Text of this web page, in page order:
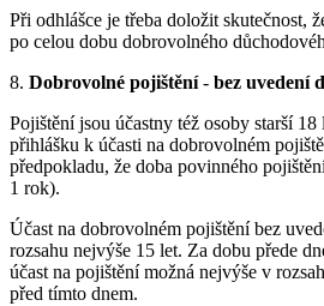
Při odhlášce je třeba doložit skutečnost,
po celou dobu dobrovolného
8. Dobrovolné pojištění- bez uvedení
Pojištění jsou účastny též osoby starší
přihlášku k účasti na dobrovolném
předpokladu, že doba povinného
1 rok).
Účast na dobrovolném pojištění bez
rozsahu nejvýše 15 let. Za dobu přede
účast na pojištění možná nejvýše v
před tímto dnem.